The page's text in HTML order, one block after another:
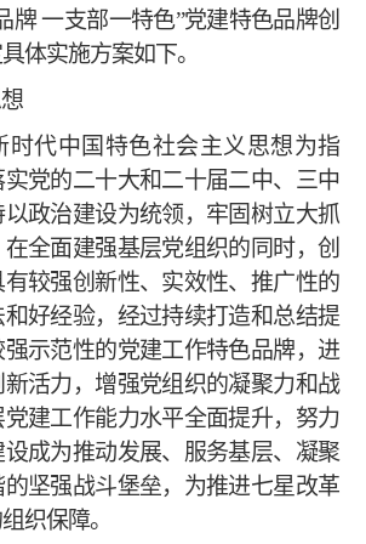
牌 一支部一特色”党建特色品牌创
体实施方案如下。
时代中国特色社会主义思想为指
党的二十大和二十届二中、三中
政治建设为统领，牢固树立大抓
全面建强基层党组织的同时，创
较强创新性、实效性、推广性的
好经验，经过持续打造和总结提
示范性的党建工作特色品牌，进
活力，增强党组织的凝聚力和战
建工作能力水平全面提升，努力
成为推动发展、服务基层、凝聚
坚强战斗堡垒，为推进七星改革
织保障。